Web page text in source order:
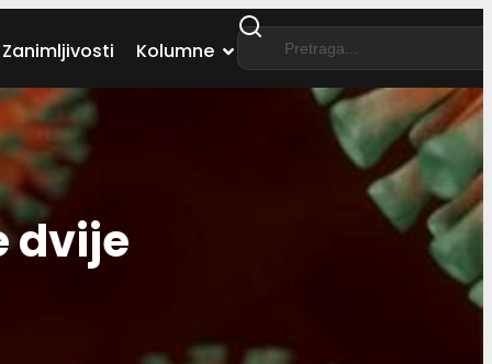
Zanimljivosti Kolumne
dvije